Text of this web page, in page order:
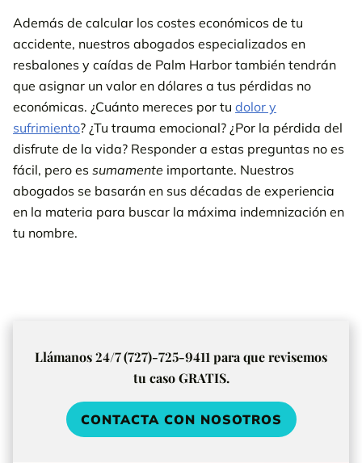
Además de calcular los costes económicos de tu
accidente, nuestros abogados especializados en
resbalones y caídas de Palm Harbor también tendrán
que asignar un valor en dólares a tus pérdidas no
económicas. ¿Cuánto mereces por tu dolor y
sufrimiento? ¿Tu trauma emocional? ¿Por la pérdida del
disfrute de la vida? Responder a estas preguntas no es
fácil, pero es sumamente importante. Nuestros
abogados se basarán en sus décadas de experiencia
en la materia para buscar la máxima indemnización en
tu nombre.
Llámanos 24/7 (727)-725-9411 para que revisemos
tu caso GRATIS.
CONTACTA CON NOSOTROS